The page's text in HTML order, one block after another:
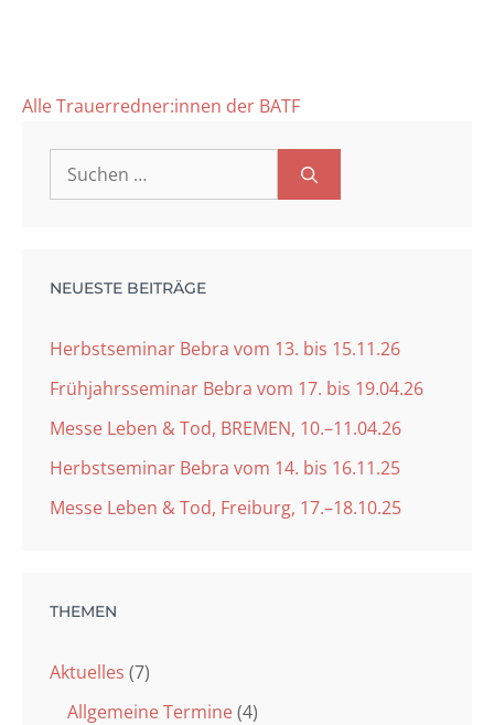
Alle Trauerredner:innen der BATF
Suchen
nach:
NEUESTE BEITRÄGE
Herbstseminar Bebra vom 13. bis 15.11.26
Frühjahrsseminar Bebra vom 17. bis 19.04.26
Messe Leben & Tod, BREMEN, 10.–11.04.26
Herbstseminar Bebra vom 14. bis 16.11.25
Messe Leben & Tod, Freiburg, 17.–18.10.25
THEMEN
Aktuelles (7)
Allgemeine Termine(4)